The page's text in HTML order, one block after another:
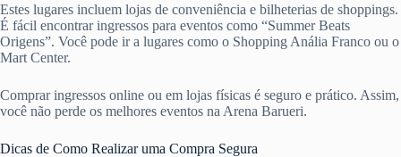
Estes lugares incluem lojas de conveniência e bilheterias de shoppings.
É fácil encontrar ingressos para eventos como “Summer Beats
Origens”. Você pode ir a lugares como o Shopping Anália Franco ou o
Mart Center.
Comprar ingressos online ou em lojas físicas é seguro e prático. Assim,
você não perde os melhores eventos na Arena Barueri.
Dicas de Como Realizar uma Compra Segura